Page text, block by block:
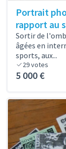
Portrait
rapport au
Sortir de
âgées en
sports, aux...
29votes
5 000 €